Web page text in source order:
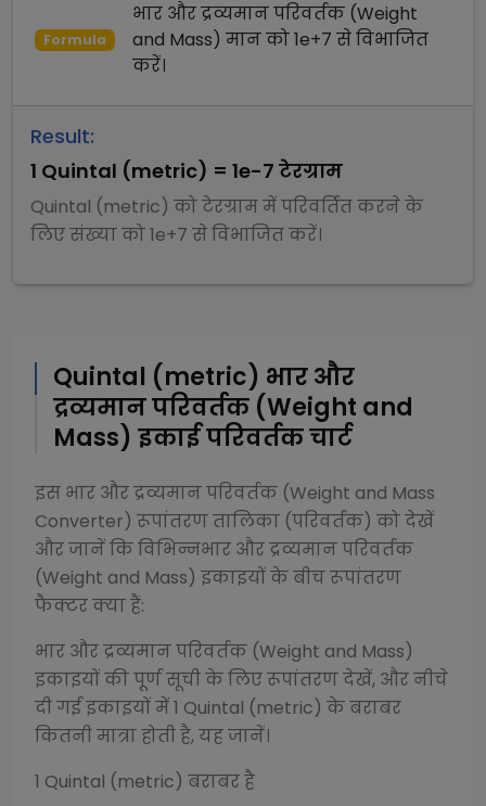
Formula
भार और द्रव्यमान परिवर्तक (Weight
and Mass) मान को1e+7 सेविभाजित
करें।
Result:
1 Quintal (metric) = 1e-7 टेरग्राम
Quintal (metric) कोटेरग्राममें परिवर्तित करने के
लिए संख्या को1e+7 सेविभाजितकरें।
Quintal (metric) भार और
द्रव्यमान परिवर्तक (Weight and
Mass) इकाई परिवर्तक चार्ट
इस भार और द्रव्यमान परिवर्तक (Weight and Mass
Converter) रूपांतरण तालिका (परिवर्तक) को देखें
और जानें कि विभिन्नभार और द्रव्यमान परिवर्तक
(Weight and Mass) इकाइयों के बीच रूपांतरण
फैक्टर क्या हैं:
भार और द्रव्यमान परिवर्तक (Weight and Mass)
इकाइयों की पूर्ण सूची के लिए रूपांतरण देखें, और नीचे
दी गई इकाइयों में 1 Quintal (metric) के बराबर
कितनी मात्रा होती है, यह जानें।
1 Quintal (metric) बराबर है